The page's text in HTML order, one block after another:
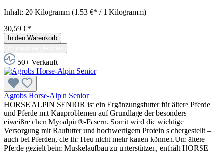
Inhalt: 20 Kilogramm (1,53 €* / 1 Kilogramm)
30,59 €*
In den Warenkorb
50+ Verkauft
Agrobs Horse-Alpin Senior
HORSE ALPIN SENIOR ist ein Ergänzungsfutter für ältere Pferde
und Pferde mit Kauproblemen auf Grundlage der besonders
eiweißreichen Myoalpin®-Fasern. Somit wird die wichtige
Versorgung mit Raufutter und hochwertigem Protein sichergestellt –
auch bei Pferden, die ihr Heu nicht mehr kauen können.Um ältere
Pferde gezielt beim Muskelaufbau zu unterstützen, enthält HORSE